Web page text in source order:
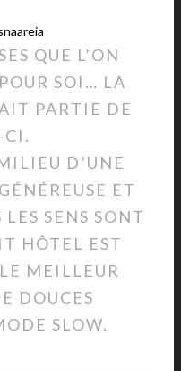
QUE L’ON
SOI… LA
PARTIE DE
CI.
D’UNE
ET
SENS SONT
HÔTEL EST
MEILLEUR
DOUCES
SLOW.